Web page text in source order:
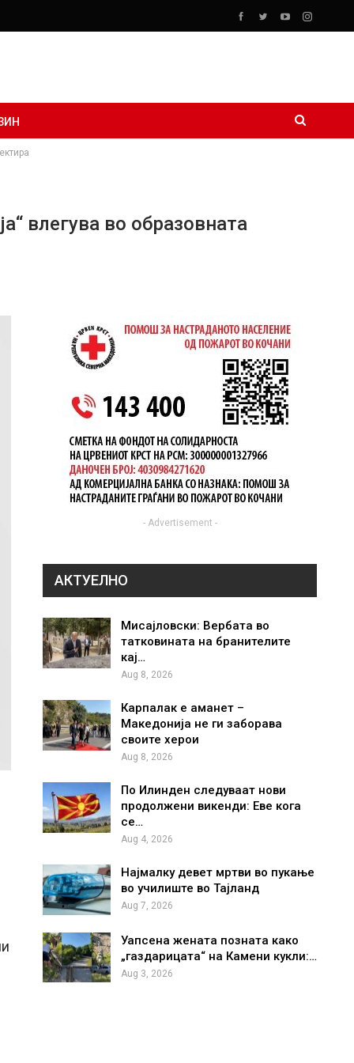
влегува во образовната
- Advertisement -
АКТУЕЛНО
Мисајловски: Вербата во
татковината на бранителите
кај…
Aug 8, 2026
Карпалак е аманет –
Македонија не ги заборава
своите херои
Aug 8, 2026
По Илинден следуваат нови
продолжени викенди: Еве кога
се…
Aug 4, 2026
Најмалку девет мртви во пукање
во училиште во Тајланд
Aug 7, 2026
Уапсена жената позната како
„газдарицата“ на Камени кукли:…
Aug 3, 2026